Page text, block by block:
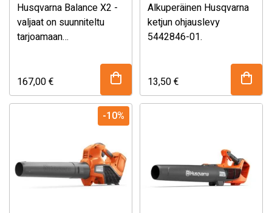
Husqvarna Balance X2 -
valjaat on suunniteltu
tarjoamaan
ergonomiaa vaativiin
metsä- ja
viherrakennustöihin.
säädettävät valjaat
jakavat työkalun painon
tasaisesti, vähentävät
167,00€
Alkuperäinen Husqvarna
ketjun ohjauslevy
5442846-01.
13,50€
-10%